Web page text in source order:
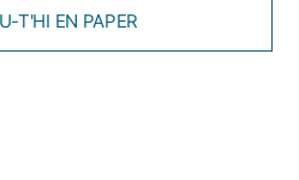
T'HI EN PAPER